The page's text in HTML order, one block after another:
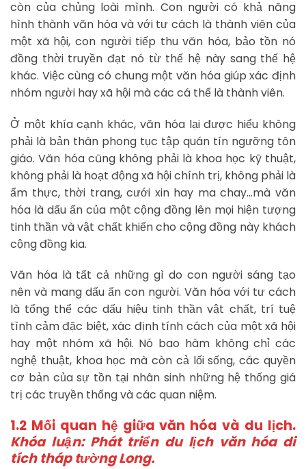
còn của chủng loài mình. Con người có khả năng
hình thành văn hóa và với tư cách là thành viên của
một xã hội, con người tiếp thu văn hóa, bảo tồn nó
đồng thời truyền đạt nó từ thế hệ này sang thế hệ
khác. Việc cùng có chung một văn hóa giúp xác định
nhóm người hay xã hội mà các cá thể là thành viên.
Ở một khía cạnh khác, văn hóa lại được hiểu không
phải là bản thân phong tục tập quán tín ngưỡng tôn
giáo. Văn hóa cũng không phải là khoa học kỹ thuật,
không phải là hoạt động xã hội chính trị, không phải là
ẩm thực, thời trang, cưới xin hay ma chay…mà văn
hóa là dấu ấn của một cộng đồng lên mọi hiện tượng
tinh thần và vật chất khiến cho cộng đồng này khách
cộng đồng kia.
Văn hóa là tất cả những gì do con người sáng tạo
nên và mang dấu ấn con người. Văn hóa với tư cách
là tổng thể các dấu hiệu tinh thần vật chất, trí tuệ
tình cảm đặc biệt, xác định tính cách của một xã hội
hay một nhóm xã hội. Nó bao hàm không chỉ các
nghệ thuật, khoa học mà còn cả lối sống, các quyền
cơ bản của sự tồn tại nhân sinh những hệ thống giá
trị các truyền thống và các quan niệm.
1.2 Mối quan hệ giữa văn hóa và du lịch.
Khóa luận: Phát triển du lịch văn hóa di
tích tháp tường Long.